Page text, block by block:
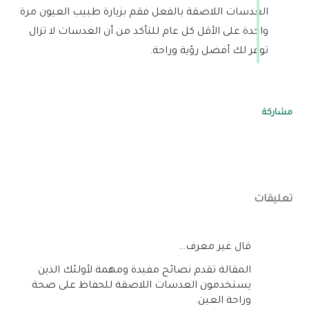
العدسات اللاصقة بالفعل فقم بزيارة طبيب العيون مرة
واحدة على الأقل كل عام للتأكد من أن العدسات لا تزال
توفر لك أفضل رؤية وراحة.
مشاركة
تعليقات
‏قال غير معرف…
المقالة تقدم نصائح مفيدة ومهمة لأولئك الذين
يستخدمون العدسات اللاصقة للحفاظ على صحة
وراحة العين.